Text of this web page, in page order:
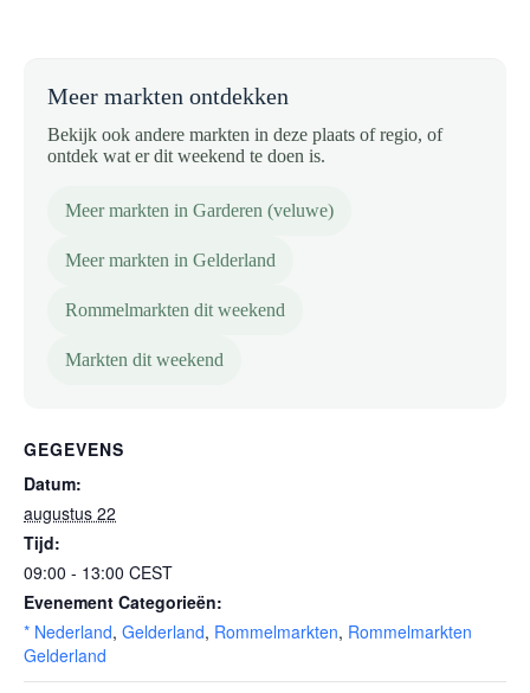
Meer markten ontdekken
Bekijk ook andere markten in deze plaats of regio, of
ontdek wat er dit weekend te doen is.
Meer markten in Garderen (veluwe)
Meer markten in Gelderland
Rommelmarkten dit weekend
Markten dit weekend
GEGEVENS
Datum:
augustus 22
Tijd:
09:00 - 13:00 CEST
Evenement Categorieën:
* Nederland, Gelderland, Rommelmarkten, Rommelmarkten
Gelderland